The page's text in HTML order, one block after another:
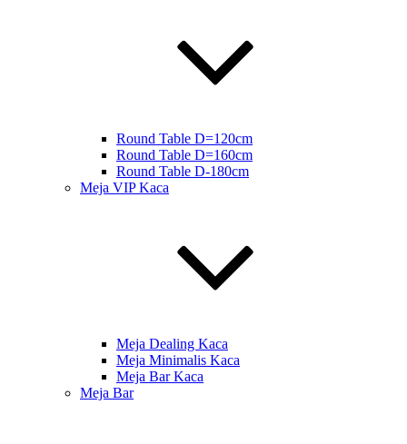
Round Table D=120cm
Round Table D=160cm
Round Table D-180cm
Meja VIP Kaca
Meja Dealing Kaca
Meja Minimalis Kaca
Meja Bar Kaca
Meja Bar